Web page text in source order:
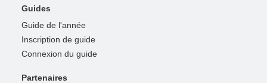
Guides
Guide de l'année
Inscription de guide
Connexion du guide
Partenaires